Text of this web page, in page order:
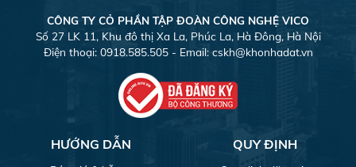
CÔNG TY CỎ PHẦN TẬP ĐOÀN CÔNG NGHỆ VICO
Số 27 LK 11, Khu đô thị Xa La, Phúc La, Hà Đông, Hà Nội
Điện thoại: 0918.585.505 - Email: cskh@khonhadat.vn
HƯỚNG DẪN QUY ĐỊNH